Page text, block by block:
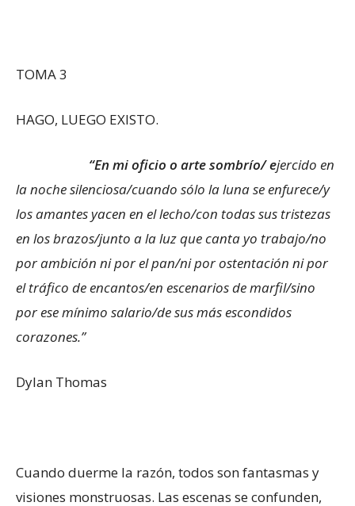
TOMA 3
HAGO, LUEGO EXISTO.
“En mi oficio o arte sombrío/ ejercido en
la noche silenciosa/cuando sólo la luna se enfurece/y
los amantes yacen en el lecho/con todas sus tristezas
en los brazos/junto a la luz que canta yo trabajo/no
por ambición ni por el pan/ni por ostentación ni por
el tráfico de encantos/en escenarios de marfil/sino
por ese mínimo salario/de sus más escondidos
corazones.”
Dylan Thomas
Cuando duerme la razón, todos son fantasmas y
visiones monstruosas. Las escenas se confunden,